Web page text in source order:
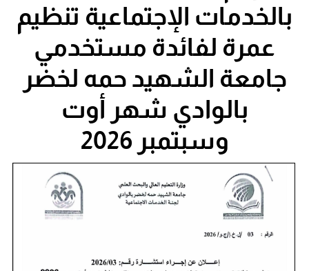
بالخدمات الإجتماعية تنظيم
عمرة لفائدة مستخدمي
جامعة الشهيد حمه لخضر
بالوادي شهر أوت
وسبتمبر 2026